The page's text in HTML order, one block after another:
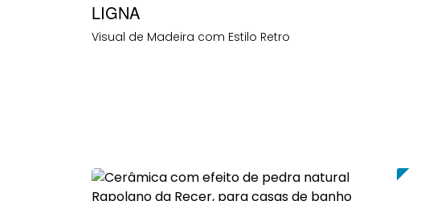
LIGNA
Visual de Madeira com Estilo Retro
NEW